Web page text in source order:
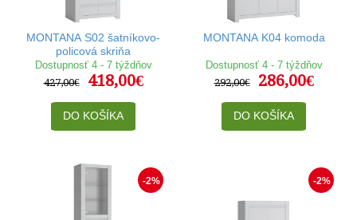
MONTANA S02 šatníkovo-
policová skriňa
Dostupnosť 4 - 7 týždňov
427,00€
418,00€
DO KOŠÍKA
MONTANA K04 komoda
Dostupnosť 4 - 7 týždňov
292,00€
286,00€
DO KOŠÍKA
-2% -2%